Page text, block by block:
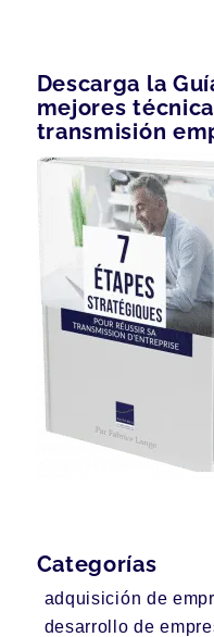
Descarga la
mejores
transmisión
Categorías
adquisición de
desarrollo de